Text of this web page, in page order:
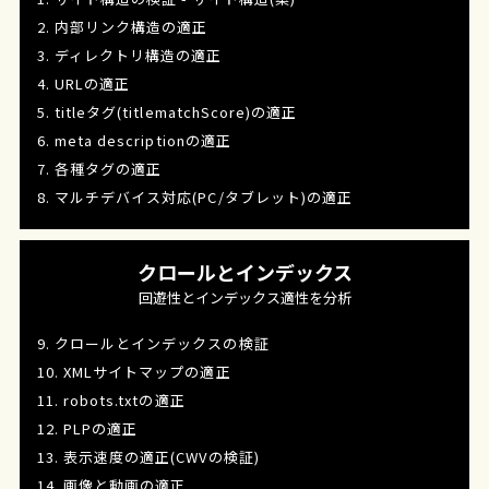
2. 内部リンク構造の適正
3. ディレクトリ構造の適正
4. URLの適正
5. titleタグ(titlematchScore)の適正
6. meta descriptionの適正
7. 各種タグの適正
8. マルチデバイス対応(PC/タブレット)の適正
クロールとインデックス
回遊性とインデックス適性を分析
9. クロールとインデックスの検証
10. XMLサイトマップの適正
11. robots.txtの適正
12. PLPの適正
13. 表示速度の適正(CWVの検証)
14. 画像と動画の適正